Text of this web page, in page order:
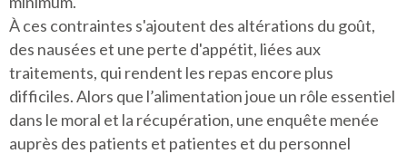
À ces contraintes s'ajoutent des altérations du goût,
des nausées et une perte d'appétit, liées aux
traitements, qui rendent les repas encore plus
difficiles. Alors que l’alimentation joue un rôle essentiel
dans le moral et la récupération, une enquête menée
auprès des patients et patientes et du personnel